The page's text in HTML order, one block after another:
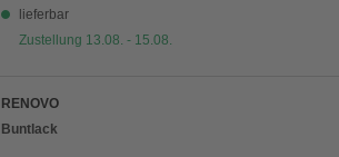
lieferbar
Zustellung 13.08. - 15.08.
RENOVO
Buntlack